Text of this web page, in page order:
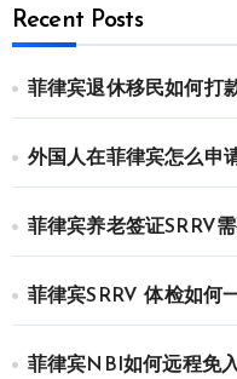
Recent Posts
菲律宾退休移民如何打
外国人在菲律宾怎么申
菲律宾养老签证SRRV
菲律宾SRRV 体检如何
菲律宾NBI如何远程免